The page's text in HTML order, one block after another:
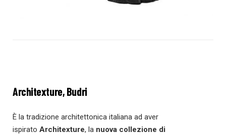
Architexture, Budri
È la tradizione architettonica italiana ad aver
ispirato Architexture, la nuova collezione di